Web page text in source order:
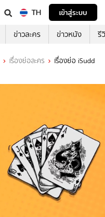
TH
เข้าสู่ระบบ
ข่าวละคร ข่าวหนัง รี
เรื่องย่อละคร เรื่องย่อ iSudd